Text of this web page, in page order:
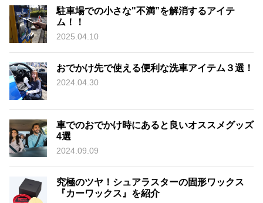
駐車場での小さな"不満”を解消するアイテ
ム！！
2025.04.10
おでかけ先で使える便利な洗車アイテム３選！
2024.04.30
車でのおでかけ時にあると良いオススメグッズ
4選
2024.09.09
究極のツヤ！シュアラスターの固形ワックス
『カーワックス』を紹介